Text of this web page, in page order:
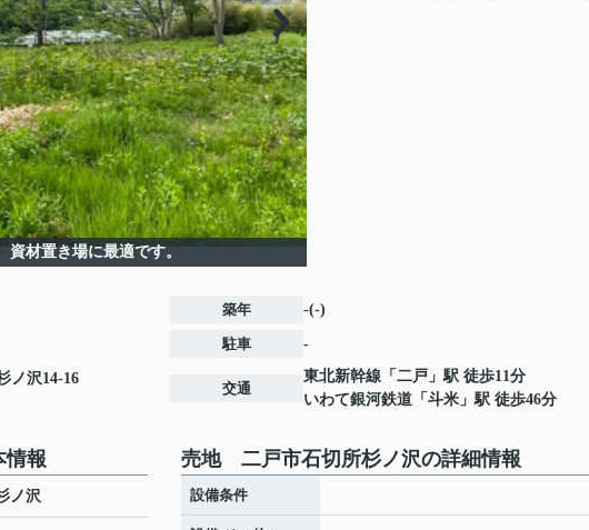
資材置き場に最適です。
ノ沢14-16
築年 -(-)
駐車 -
交通
東北新幹線 「 二戸 」駅 徒歩11分
いわて銀河鉄道 「 斗米 」駅 徒歩46分
報
ノ沢
売地 二戸市石切所杉ノ沢の詳細情報
設備条件